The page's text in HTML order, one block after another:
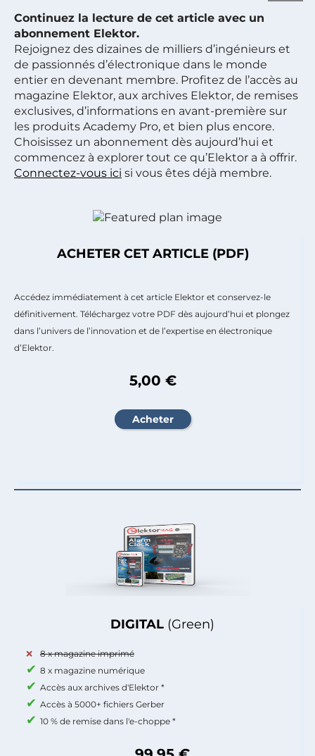
Continuez la lecture de cet article avec un
abonnement Elektor.
Rejoignez des dizaines de milliers d’ingénieurs et
de passionnés d’électronique dans le monde
entier en devenant membre. Profitez de l’accès au
magazine Elektor, aux archives Elektor, de remises
exclusives, d’informations en avant-première sur
les produits Academy Pro, et bien plus encore.
Choisissez un abonnement dès aujourd’hui et
commencez à explorer tout ce qu’Elektor a à offrir.
Connectez-vous ici si vous êtes déjà membre.
DIGITAL (Green)
8 x magazine imprimé
8 x magazine numérique
Accès aux archives d'Elektor *
Accès à 5000+ fichiers Gerber
10 % de remise dans l'e-choppe *
ACHETER CET ARTICLE (PDF)
Accédez immédiatement à cet article Elektor et conservez-le
définitivement. Téléchargez votre PDF dès aujourd’hui et plongez
dans l’univers de l’innovation et de l’expertise en électronique
d’Elektor.
5,00 €